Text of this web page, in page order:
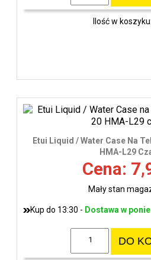
Ilość w
Etui Liquid / Water Case Na
HMA-L29
Cena:
Mały stan
Kup do 13:30 - Dostawa w
DO